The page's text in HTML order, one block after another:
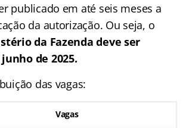
publicado em até seis meses a
da autorização. Ou seja, o
da Fazenda deve ser
de 2025.
das vagas:
Vagas